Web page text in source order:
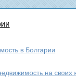
в Болгарии
на своих